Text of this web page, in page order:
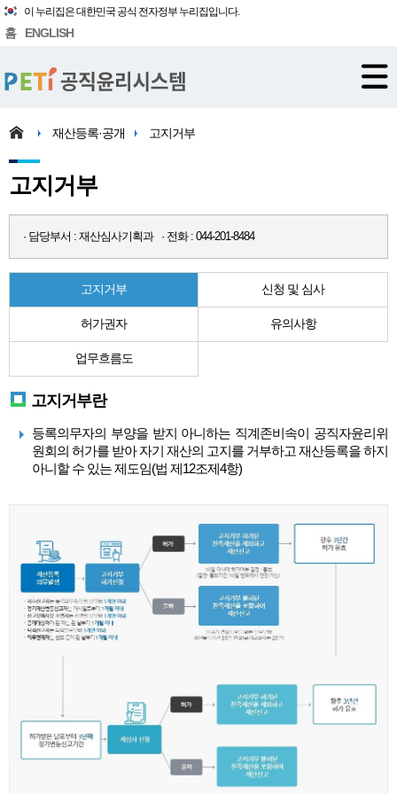
이 누리집은 대한민국 공식 전자정부 누리집입니다.
홈 ENGLISH
재산등록·공개 고지거부
고지거부
· 담당부서 : 재산심사기획과 · 전화 : 044-201-8484
고지거부 신청 및 심사
허가권자 유의사항
업무흐름도
고지거부란
등록의무자의 부양을 받지 아니하는 직계존비속이 공직자윤리위
원회의 허가를 받아 자기 재산의 고지를 거부하고 재산등록을 하지
아니할 수 있는 제도임(법 제12조제4항)